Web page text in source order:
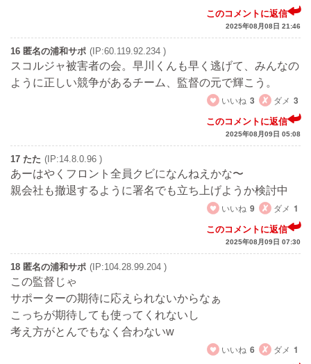
このコメントに返信
2025年08月08日 21:46
16 匿名の浦和サポ (IP:60.119.92.234 )
スコルジャ被害者の会。早川くんも早く逃げて、みんなの
ように正しい競争があるチーム、監督の元で輝こう。
いいね 3 ダメ 3
このコメントに返信
2025年08月09日 05:08
17 たた (IP:14.8.0.96 )
あーはやくフロント全員クビになんねえかな〜
親会社も撤退するように署名でも立ち上げようか検討中
いいね 9 ダメ 1
このコメントに返信
2025年08月09日 07:30
18 匿名の浦和サポ (IP:104.28.99.204 )
この監督じゃ
サポーターの期待に応えられないからなぁ
こっちが期待しても使ってくれないし
考え方がとんでもなく合わないw
いいね 6 ダメ 1